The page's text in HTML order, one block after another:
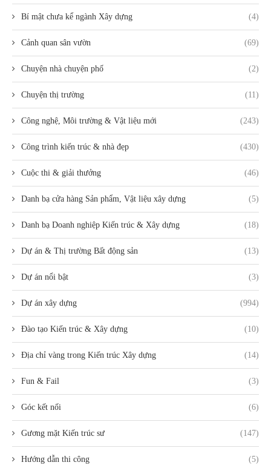
Bí mật chưa kể ngành Xây dựng (4)
Cảnh quan sân vườn (69)
Chuyện nhà chuyện phố (2)
Chuyện thị trường (11)
Công nghệ, Môi trường & Vật liệu mới (243)
Công trình kiến trúc & nhà đẹp (430)
Cuộc thi & giải thưởng (46)
Danh bạ cửa hàng Sản phẩm, Vật liệu xây dựng (5)
Danh bạ Doanh nghiệp Kiến trúc & Xây dựng (18)
Dự án & Thị trường Bất động sản (13)
Dự án nổi bật (3)
Dự án xây dựng (994)
Đào tạo Kiến trúc & Xây dựng (10)
Địa chỉ vàng trong Kiến trúc Xây dựng (14)
Fun & Fail (3)
Góc kết nối (6)
Gương mặt Kiến trúc sư (147)
Hướng dẫn thi công (5)